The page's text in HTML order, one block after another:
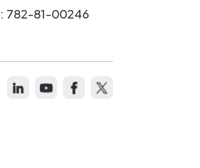
: 782-81-00246